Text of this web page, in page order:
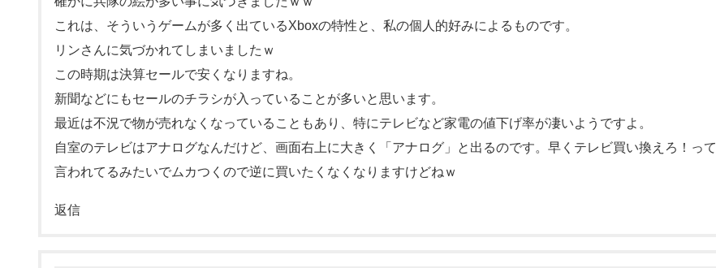
これは、そういうゲームが多く出ているXboxの特性と、私の個人的好みによるものです。
リンさんに気づかれてしまいましたｗ
この時期は決算セールで安くなりますね。
新聞などにもセールのチラシが入っていることが多いと思います。
最近は不況で物が売れなくなっていることもあり、特にテレビなど家電の値下げ率が凄いようですよ。
自室のテレビはアナログなんだけど、画面右上に大きく「アナログ」と出るのです。早くテレビ買い換えろ！って
言われてるみたいでムカつくので逆に買いたくなくなりますけどねｗ
返信